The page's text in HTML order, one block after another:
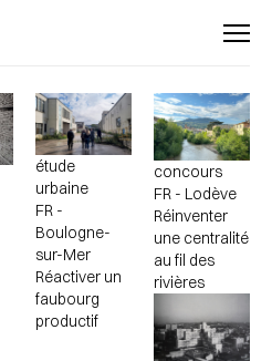
étude
urbaine
FR -
Boulogne-
sur-Mer
Réactiver un
faubourg
productif
concours
FR - Lodève
Réinventer
une centralité
au fil des
rivières